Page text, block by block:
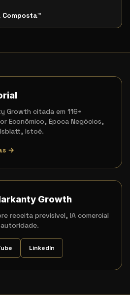
™
Growth citada em 116+
Econômico, Época Negócios,
Istoé.
→
Growth
receita previsível, IA comercial
LinkedIn